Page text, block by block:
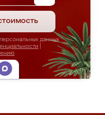
данных